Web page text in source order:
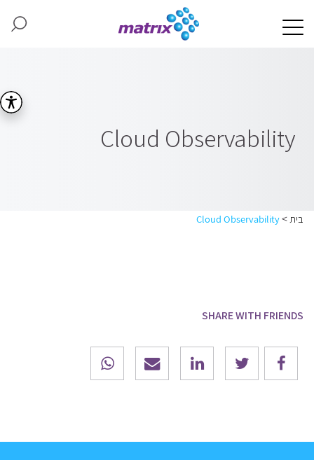
Cloud Observability
בית>
Cloud Observability
SHARE WITH FRIENDS